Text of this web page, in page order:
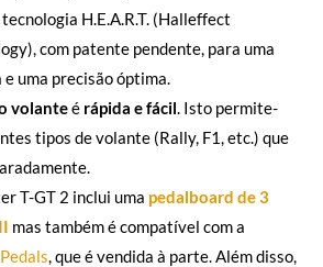
H.E.A.R.T. (Halleffect
com patente pendente, para uma
uma precisão óptima.
volanteérápida e fácil. Isto permite-
tipos de volante (Rally, F1, etc.) que
T-GT 2 inclui uma pedalboard de 3
mas também é compatível com a
, que é vendida à parte. Além disso,